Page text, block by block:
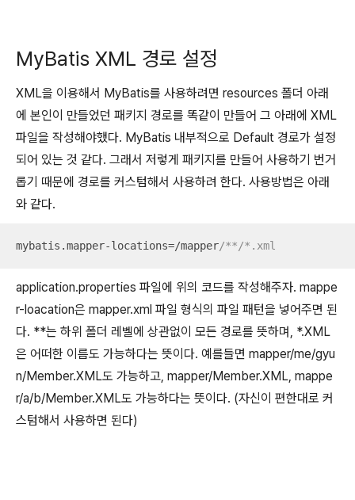
MyBatis XML 경로 설정
XML을 이용해서 MyBatis를 사용하려면 resources 폴더 아래
에 본인이 만들었던 패키지 경로를 똑같이 만들어 그 아래에 XML
파일을 작성해야했다. MyBatis 내부적으로 Default 경로가 설정
되어 있는 것 같다. 그래서 저렇게 패키지를 만들어 사용하기 번거
롭기 때문에 경로를 커스텀해서 사용하려 한다. 사용방법은 아래
와 같다.
mybatis.mapper-locations=/mapper/**/*.xml
application.properties 파일에 위의 코드를 작성해주자. mappe
r-loacation은 mapper.xml 파일 형식의 파일 패턴을 넣어주면 된
다. **는 하위 폴더 레벨에 상관없이 모든 경로를 뜻하며, *.XML
은 어떠한 이름도 가능하다는 뜻이다. 예를들면 mapper/me/gyu
n/Member.XML도 가능하고, mapper/Member.XML, mappe
r/a/b/Member.XML도 가능하다는 뜻이다. (자신이 편한대로 커
스텀해서 사용하면 된다)